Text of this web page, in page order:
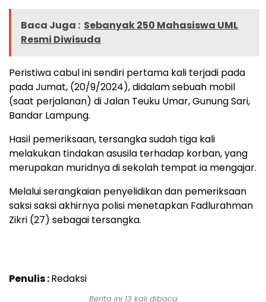
Baca Juga : Sebanyak 250 Mahasiswa UML
Resmi Diwisuda
Peristiwa cabul ini sendiri pertama kali terjadi pada
pada Jumat, (20/9/2024), didalam sebuah mobil
(saat perjalanan) di Jalan Teuku Umar, Gunung Sari,
Bandar Lampung.
Hasil pemeriksaan, tersangka sudah tiga kali
melakukan tindakan asusila terhadap korban, yang
merupakan muridnya di sekolah tempat ia mengajar.
Melalui serangkaian penyelidikan dan pemeriksaan
saksi saksi akhirnya polisi menetapkan Fadlurahman
Zikri (27) sebagai tersangka.
Penulis :Redaksi
Berita ini 13 kali dibaca